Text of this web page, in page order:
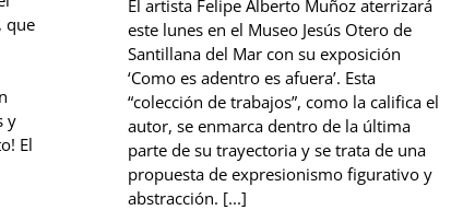
que
y
El
El artista Felipe Alberto Muñoz aterrizará
este lunes en el Museo Jesús Otero de
Santillana del Mar con su exposición
‘Como es adentro es afuera’. Esta
“colección de trabajos”, como la califica el
autor, se enmarca dentro de la última
parte de su trayectoria y se trata de una
propuesta de expresionismo figurativo y
abstracción. [...]